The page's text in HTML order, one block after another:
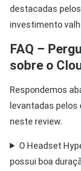
destacadas
investimento
FAQ –
sobre o
Respondemos
levantadas pelos
neste review.
O Headset
possui boa